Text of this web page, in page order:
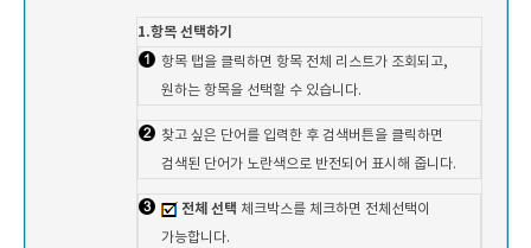
1.항목 선택하기
항목 탭을 클릭하면 항목 전체 리스트가 조회되고,
원하는 항목을 선택할 수 있습니다.
찾고 싶은 단어를 입력한 후 검색버튼을 클릭하면
검색된 단어가 노란색으로 반전되어 표시해 줍니다.
전체 선택 체크박스를 체크하면 전체선택이
가능합니다.